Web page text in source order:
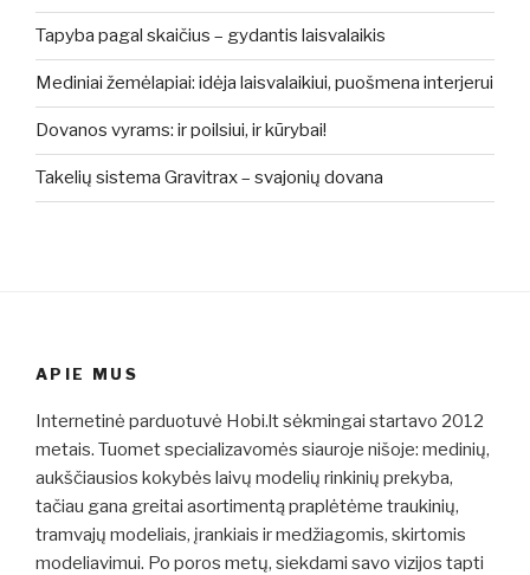
Tapyba pagal skaičius – gydantis laisvalaikis
Mediniai žemėlapiai: idėja laisvalaikiui, puošmena interjerui
Dovanos vyrams: ir poilsiui, ir kūrybai!
Takelių sistema Gravitrax – svajonių dovana
APIE MUS
Internetinė parduotuvė Hobi.lt sėkmingai startavo 2012
metais. Tuomet specializavomės siauroje nišoje: medinių,
aukščiausios kokybės laivų modelių rinkinių prekyba,
tačiau gana greitai asortimentą praplėtėme traukinių,
tramvajų modeliais, įrankiais ir medžiagomis, skirtomis
modeliavimui. Po poros metų, siekdami savo vizijos tapti